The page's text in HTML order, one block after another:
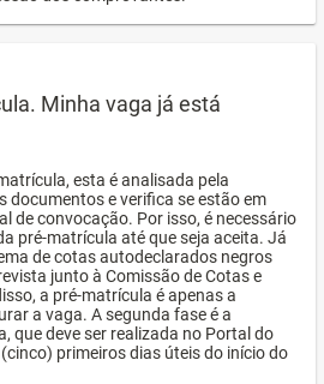
Minha vaga já está
esta é analisada pela
documentos e verifica se estão em
de convocação. Por isso, é necessário
pré-matrícula até que seja aceita. Já
de cotas autodeclarados negros
junto à Comissão de Cotas e
a pré-matrícula é apenas a
a vaga. A segunda fase é a
que deve ser realizada no Portal do
primeiros dias úteis do início do